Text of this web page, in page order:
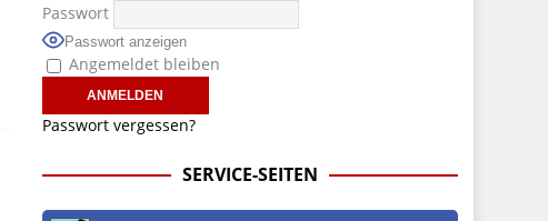
Passwort
Passwort anzeigen
Angemeldet bleiben
Passwort vergessen?
SERVICE-SEITEN